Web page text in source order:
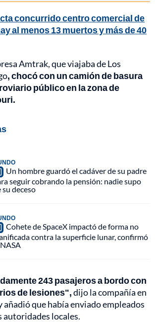
concurrido centro comercial de
al menos 13 muertos y más de 40
Amtrak, que viajaba de Los
, chocó con un camión de basura
público en la zona de
Un hombre guardó el cadáver de su padre
seguir cobrando la pensión: nadie supo
su deceso
Cohete de SpaceX impactó de forma no
contra la superficie lunar, confirmó
243 pasajeros a bordo con
de lesiones",dijo la compañía en
añadió que había enviado empleados
autoridades locales.